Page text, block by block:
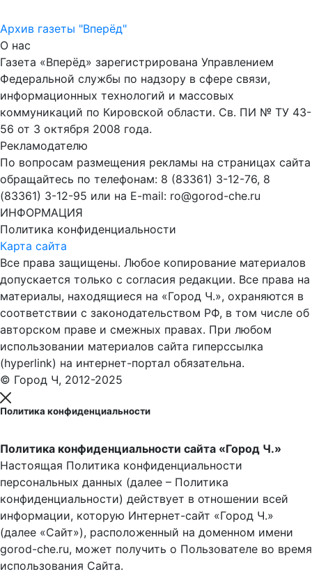
Архив газеты "Вперёд"
О нас
Газета «Вперёд» зарегистрирована Управлением
Федеральной службы по надзору в сфере связи,
информационных технологий и массовых
коммуникаций по Кировской области. Св. ПИ № ТУ 43-
56 от 3 октября 2008 года.
Рекламодателю
По вопросам размещения рекламы на страницах сайта
обращайтесь по телефонам: 8 (83361) 3-12-76, 8
(83361) 3-12-95 или на E-mail: ro@gorod-che.ru
ИНФОРМАЦИЯ
Политика конфиденциальности
Карта сайта
Все права защищены. Любое копирование материалов
допускается только с согласия редакции. Все права на
материалы, находящиеся на «Город Ч.», охраняются в
соответствии с законодательством РФ, в том числе об
авторском праве и смежных правах. При любом
использовании материалов сайта гиперссылка
(hyperlink) на интернет-портал обязательна.
© Город Ч, 2012-2025
Политика конфиденциальности
Политика конфиденциальности сайта «Город Ч.»
Настоящая Политика конфиденциальности
персональных данных (далее – Политика
конфиденциальности) действует в отношении всей
информации, которую Интернет-сайт «Город Ч.»
(далее «Сайт»), расположенный на доменном имени
gorod-che.ru, может получить о Пользователе во время
использования Cайта.